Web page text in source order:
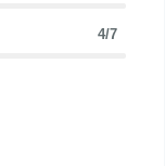
4/7